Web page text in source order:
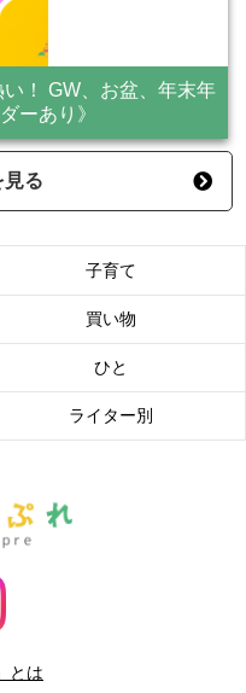
！ GW、お盆、年末年
ーあり》
見る
子育て
買い物
ひと
ライター別
とは